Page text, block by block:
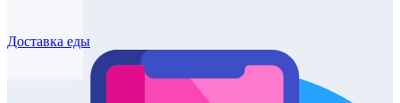
Доставка еды